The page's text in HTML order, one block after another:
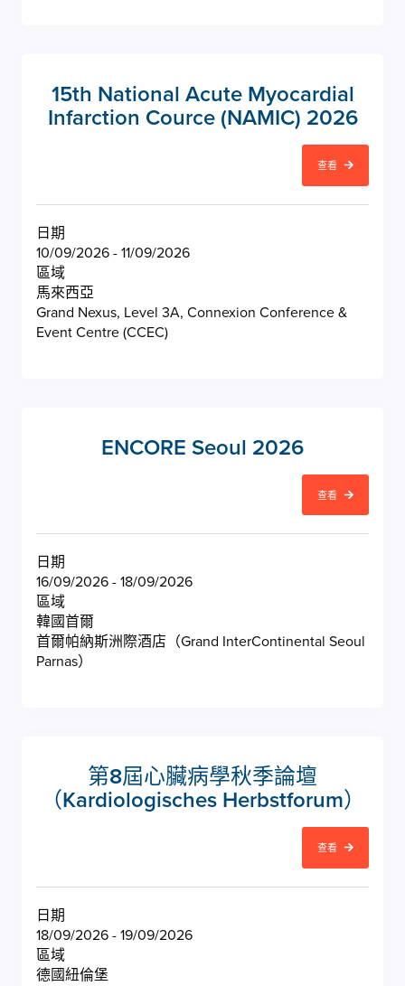
15th National Acute Myocardial
Infarction Cource (NAMIC) 2026
查看
日期
10/09/2026 - 11/09/2026
區域
馬來西亞
Grand Nexus, Level 3A, Connexion Conference &
Event Centre (CCEC)
ENCORE Seoul 2026
查看
日期
16/09/2026 - 18/09/2026
區域
韓國首爾
首爾帕納斯洲際酒店（Grand InterContinental Seoul
Parnas）
第8屆心臟病學秋季論壇
（Kardiologisches Herbstforum）
查看
日期
18/09/2026 - 19/09/2026
區域
德國紐倫堡